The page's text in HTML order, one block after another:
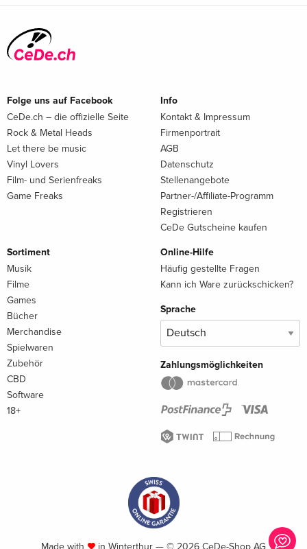
Folge uns auf Facebook
CeDe.ch – die offizielle Seite
Rock & Metal Heads
Let there be music
Vinyl Lovers
Film- und Serienfreaks
Game Freaks
Info
Kontakt & Impressum
Firmenportrait
AGB
Datenschutz
Stellenangebote
Partner-/Affiliate-Programm
Registrieren
CeDe Gutscheine kaufen
Sortiment
Musik
Filme
Games
Bücher
Merchandise
Spielwaren
Zubehör
CBD
Software
18+
Online-Hilfe
Häufig gestellte Fragen
Kann ich Ware zurückschicken?
Sprache
Zahlungsmöglichkeiten
Made with in Winterthur — © 2026 CeDe-Shop AG